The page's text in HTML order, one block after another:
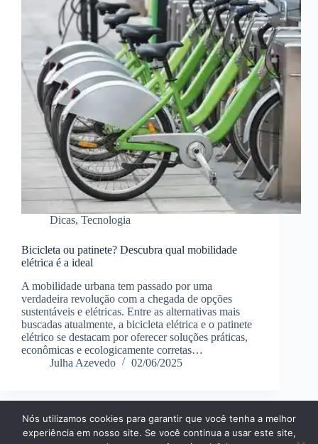
Dicas, Tecnologia
Bicicleta ou patinete? Descubra qual mobilidade
elétrica é a ideal
A mobilidade urbana tem passado por uma
verdadeira revolução com a chegada de opções
sustentáveis e elétricas. Entre as alternativas mais
buscadas atualmente, a bicicleta elétrica e o patinete
elétrico se destacam por oferecer soluções práticas,
econômicas e ecologicamente corretas…
Julha Azevedo
02/06/2025
Página Inícial Dicas
Aplicativos
Nós utilizamos cookies para garantir que você tenha a melhor
experiência em nosso site. Se você continua a usar este site,